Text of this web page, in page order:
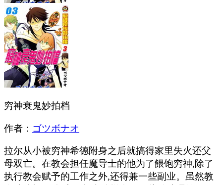
穷神衰鬼妙拍档
作者： ゴツボナオ
拉尔从小被穷神希德附身之后就搞得家里失火还父
母双亡。在教会担任魔导士的他为了餵饱穷神,除了
执行教会赋予的工作之外,还得兼一些副业。虽然教